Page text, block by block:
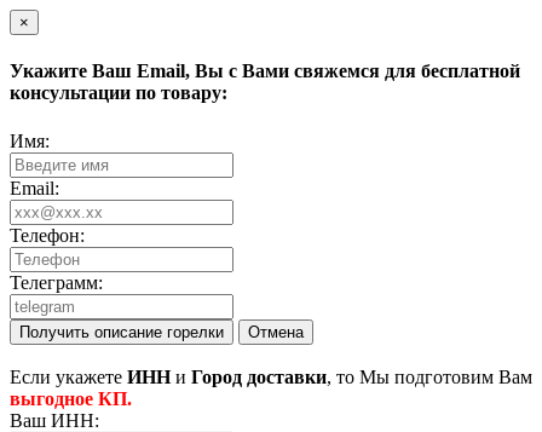
×
Укажите Ваш Email, Вы с Вами свяжемся для бесплатной
консультации по товару:
Имя:
Email:
Телефон:
Телеграмм:
Получить описание горелки Отмена
Eсли укажете ИННи Город доставки, то Мы подготовим Вам
выгодное КП.
Ваш ИНН: